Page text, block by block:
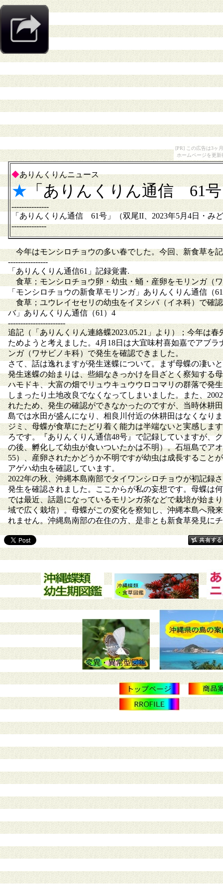
[PR] この広告は3ヶ
ホームページを更
◆ありんくりんニュース
★「ありんくりん通信 61
---------------
「ありんくりん通信 61号」（双尾II、2023年5月4日・み
--------------
今年はモンシロチョウの多い春でした。今回、新食草を
----------------
「ありんくりん通信61」記録覚書.
食草；モンシロチョウ卵・幼虫・蛹・産卵をモリンガ（
「モンシロチョウの新食草モリンガ」ありんくりん通信（
食草；ユウレイセセリの幼虫をイヌシバ（イネ科）で
バ」ありんくりん通信（61）4
-----------------------
追記（「ありんくりん連絡蝶2023.05.21」より）；今年は
ためようと考えました。4月18日は大宜味村喜如嘉でアブ
ンガ（ワサビノキ科）で発生を確認できました。
さて、話は逸れますが発生迷蝶について。まず母蝶の凄い
発生迷蝶の始まりは、些細なきっかけを目ざとく察知する
ハモドキ、大富の畑でリュウキュウウロコマリの群落で発
しまったり土地改良でなくなってしまいました。また、
れたため、発生の確認ができなかったのですが、当時休耕
島では水田が盛んになり、相良川付近の休耕田はなくなり
ジミ、母蝶が食草にたどり着く能力は半端ないと実感しま
ろです。『ありんくりん通信48号』で記録していますが、
の後、孵化して幼虫が食いついたかは不明）。石垣島でア
55）、産卵されたかどうか不明ですが幼虫は成長すること
アゲハ幼虫を確認しています。
2022年の秋、沖縄本島南部でタイワンシロチョウが初記録
発生を確認されました。ここからが私の妄想です。母蝶は
では最近、話題になっているモリンガ茶などで栽培が始ま
域で広く栽培）。母蝶がこの変化を察知し、沖縄本島へ飛
れません。沖縄島南部の在住の方、是非とも新食草発見に